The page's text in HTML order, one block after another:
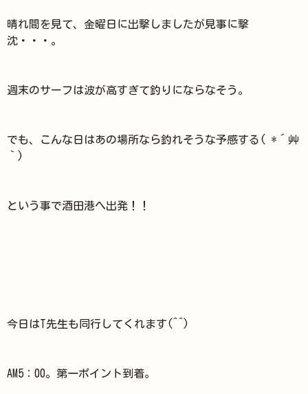
晴れ間を見て、金曜日に出撃しましたが見事に撃
沈・・・。
週末のサーフは波が高すぎて釣りにならなそう。
でも、こんな日はあの場所なら釣れそうな予感する( *´艸
｀)
という事で酒田港へ出発！！
今日はT先生も同行してくれます(^^)
AM5：00。第一ポイント到着。